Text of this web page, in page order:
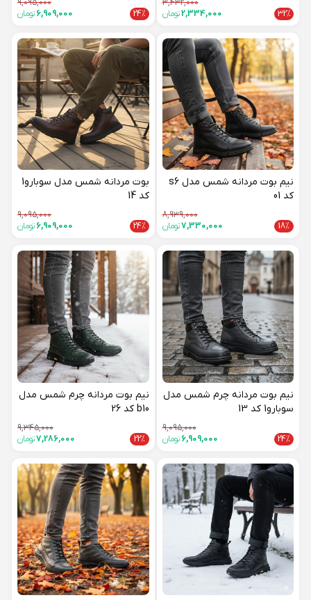
3,432,000
32%
2,334,000تومان
9,095,000
24%
6,909,000تومان
نیم بوت مردانه شمس مدل s6
کد 01
8,939,000
18%
7,330,000تومان
بوت مردانه شمس مدل سوبارو1
کد 14
9,095,000
24%
6,909,000تومان
نیم بوت مردانه چرم شمس مدل
سوبارو1 کد 13
9,095,000
24%
6,909,000 تومان
نیم بوت مردانه چرم شمس مدل
b10 کد 26
9,345,000
22%
7,286,000تومان